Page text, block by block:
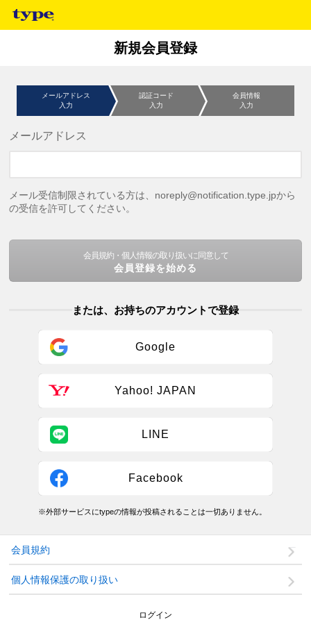
新規会員登録
メールアドレス
入力
認証コード
入力
会員情報
入力
メールアドレス
メール受信制限されている方は、noreply@notification.type.jpから
の受信を許可してください。
会員規約・個人情報の取り扱いに同意して
会員登録を始める
または、お持ちのアカウントで登録
Google
Yahoo! JAPAN
LINE
Facebook
※外部サービスにtypeの情報が投稿されることは一切ありません。
会員規約
個人情報保護の取り扱い
ログイン